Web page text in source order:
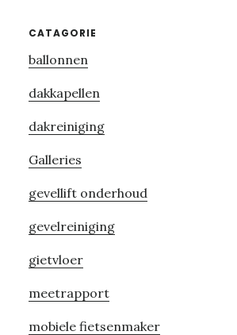
Primary
Sidebar
CATAGORIE
ballonnen
dakkapellen
dakreiniging
Galleries
gevellift onderhoud
gevelreiniging
gietvloer
meetrapport
mobiele fietsenmaker